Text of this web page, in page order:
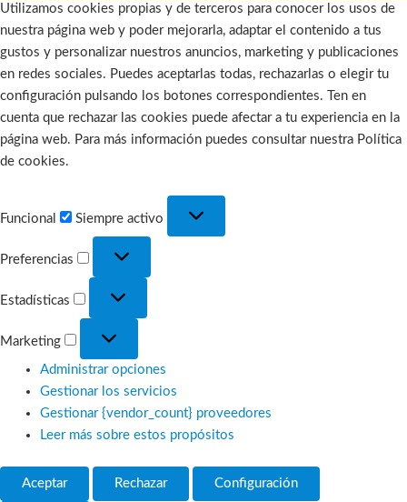
Utilizamos cookies propias y de terceros para conocer los usos de
nuestra página web y poder mejorarla, adaptar el contenido a tus
gustos y personalizar nuestros anuncios, marketing y publicaciones
en redes sociales. Puedes aceptarlas todas, rechazarlas o elegir tu
configuración pulsando los botones correspondientes. Ten en
cuenta que rechazar las cookies puede afectar a tu experiencia en la
página web. Para más información puedes consultar nuestra Política
de cookies.
Funcional Siempre activo
Preferencias
Estadísticas
Marketing
Administrar opciones
Gestionar los servicios
Gestionar {vendor_count} proveedores
Leer más sobre estos propósitos
Aceptar Rechazar Configuración